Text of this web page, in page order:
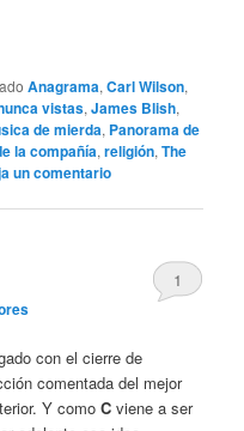
Anagrama,Carl Wilson,
vistas,James Blish,
de mierda, Panorama de
la compañía,religión,The
un comentario
1
con el cierre de
comentada del mejor
Y comoCviene a ser